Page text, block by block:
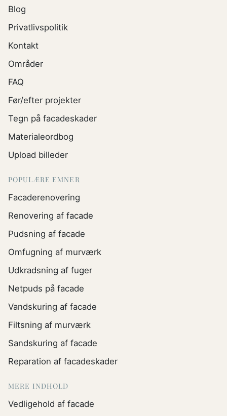
Blog
Privatlivspolitik
Kontakt
Områder
FAQ
Før/efter projekter
Tegn på facadeskader
Materialeordbog
Upload billeder
POPULÆRE EMNER
Facaderenovering
Renovering af facade
Pudsning af facade
Omfugning af murværk
Udkradsning af fuger
Netpuds på facade
Vandskuring af facade
Filtsning af murværk
Sandskuring af facade
Reparation af facadeskader
MERE INDHOLD
Vedligehold af facade